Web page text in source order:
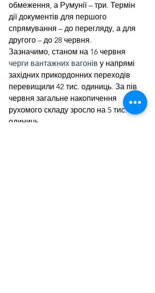
обмеження, а Румунії – три. Термін
дії документів для першого
спрямування – до перегляду, а для
другого – до 28 червня.
Зазначимо, станом на 16 червня
черги вантажних вагонів у напрямі
західних прикордонних переходів
перевищили 42 тис. одиниць. За пів
червня загальне накопичення
рухомого складу зросло на 5 тис.
одиниць.